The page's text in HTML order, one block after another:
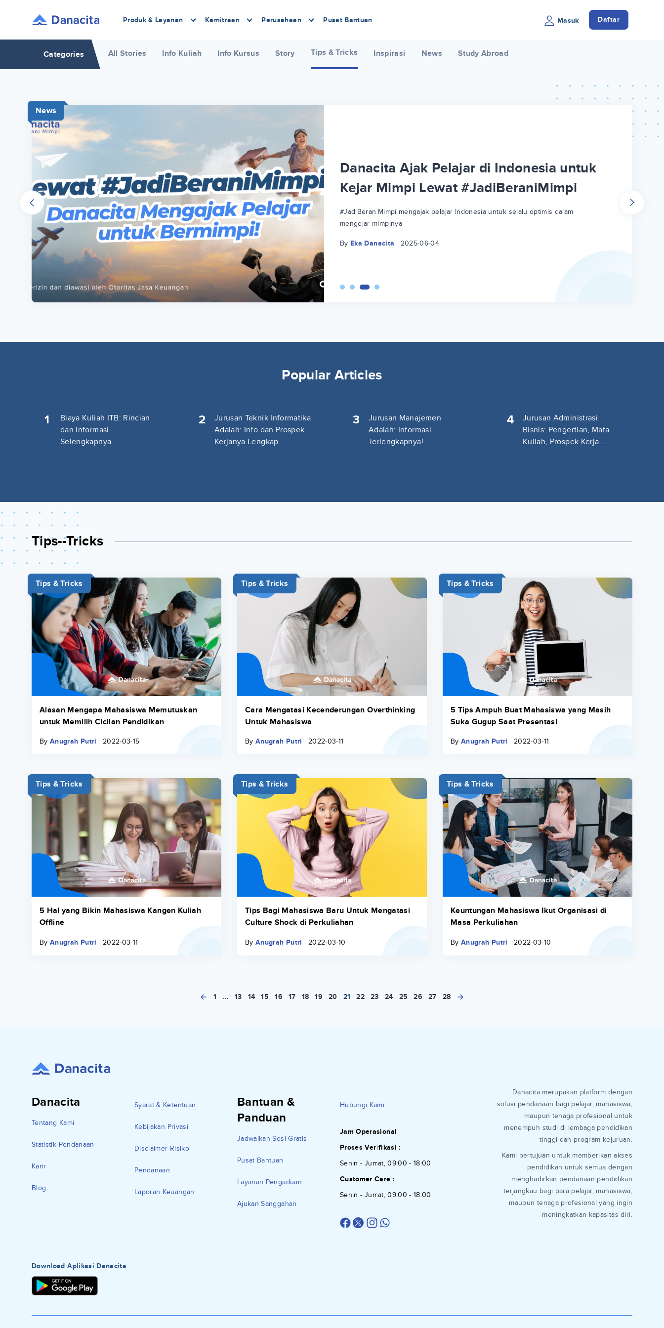
Produk & Layanan Kemitraan Perusahaan Pusat Bantuan Masuk Daftar
Categories All Stories Info Kuliah Info Kursus Story Tips & Tricks Inspirasi News Study Abroad
News
Danacita Ajak Pelajar di Indonesia untuk
Kejar Mimpi Lewat #JadiBeraniMimpi
#JadiBeraniMimpi mengajak pelajar Indonesia untuk selalu optimis dalam
mengejar mimpinya
By Eka Danacita 2025-06-04
Popular Articles
1
Biaya Kuliah ITB: Rincian
dan Informasi
Selengkapnya
2
Jurusan Teknik Informatika
Adalah: Info dan Prospek
Kerjanya Lengkap
3
Jurusan Manajemen
Adalah: Informasi
Terlengkapnya!
4
Jurusan Administrasi
Bisnis: Pengertian, Mata
Kuliah, Prospek Kerja
Tips--tricks
Tips & Tricks
Alasan Mengapa Mahasiswa Memutuskan
untuk Memilih Cicilan Pendidikan
By Anugrah Putri 2022-03-15
Tips & Tricks
Cara Mengatasi Kecenderungan Overthinking
Untuk Mahasiswa
By Anugrah Putri 2022-03-11
Tips & Tricks
5 Tips Ampuh Buat Mahasiswa yang Masih
Suka Gugup Saat Presentasi
By Anugrah Putri 2022-03-11
Tips & Tricks
5 Hal yang Bikin Mahasiswa Kangen Kuliah
Offline
By Anugrah Putri 2022-03-11
Tips & Tricks
Tips Bagi Mahasiswa Baru Untuk Mengatasi
Culture Shock di Perkuliahan
By Anugrah Putri 2022-03-10
Tips & Tricks
Keuntungan Mahasiswa Ikut Organisasi di
Masa Perkuliahan
By Anugrah Putri 2022-03-10
1 ... 13 14 15 16 17 18 19 20 21 22 23 24 25 26 27 28
Danacita
Tentang Kami
Statistik Pendanaan
Karir
Blog
Syarat & Ketentuan
Kebijakan Privasi
Disclaimer Risiko
Pendanaan
Laporan Keuangan
Bantuan &
Panduan
Jadwalkan Sesi Gratis
Pusat Bantuan
Layanan Pengaduan
Ajukan Sanggahan
Hubungi Kami
Jam Operasional
Proses Verifikasi :
Senin - Jumat, 09:00 - 18:00
Customer Care :
Senin - Jumat, 09:00 - 18:00
Danacita merupakan platform dengan
solusi pendanaan bagi pelajar, mahasiswa,
maupun tenaga profesional untuk
menempuh studi di lembaga pendidikan
tinggi dan program kejuruan.
Kami bertujuan untuk memberikan akses
pendidikan untuk semua dengan
menghadirkan pendanaan pendidikan
terjangkau bagi para pelajar, mahasiswa,
maupun tenaga profesional yang ingin
meningkatkan kapasitas diri.
Download Aplikasi Danacita